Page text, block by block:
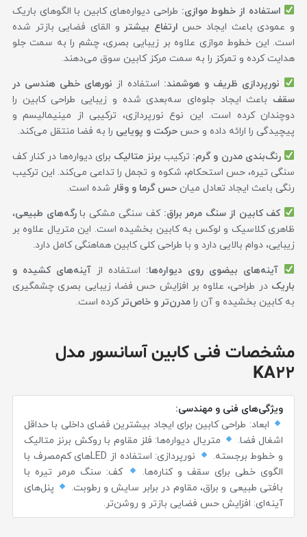
استفاده از خطوط موازی: طراحی دیواره‌های کابین با الگوهای باریک
و عمودی باعث ایجاد حس ارتفاع بیشتر و القای فضایی بازتر شده
است. این خطوط موازی علاوه بر زیبایی بصری، چشم را به سمت جلو
هدایت کرده و تمرکز را به سمت مرکز کابین سوق می‌دهند.
نورپردازی ظریف و هوشمند: استفاده از نورهای خطی هندسی در
سقف باعث ایجاد جلوه‌ای سه‌بعدی شده و زیبایی طراحی کابین را
دوچندان کرده است. این نوع نورپردازی، ترکیبی از مینیمالیسم و
پیچیدگی را ارائه داده و حس حرکت و پویایی را به فضا منتقل می‌کند.
رنگ‌بندی مدرن و گرم: ترکیب برنز متالیک برای دیواره‌ها در کنار کف
سنگی تیره، حس استحکام، شکوه و تجمل را تداعی می‌کند. این ترکیب
رنگی باعث ایجاد تعادل میان حس گرما و وقار شده است.
کف کابین از سنگ مرمر براق: کف سنگی مشکی بارگه‌های طبیعی،
ظاهری کلاسیک و لوکس به کابین بخشیده است. این متریال علاوه بر
زیبایی، دوام بالایی دارد و با طراحی کلی کابین هماهنگی کامل دارد.
آینه‌های بیضوی روی دیواره‌ها: استفاده ازآینه‌های کشیده و
باریک در طراحی، علاوه بر افزایش حس فضا، زیبایی بصری چشمگیری
به کابین بخشیده و آن را مدرن‌تر و خاص‌تر کرده است.
مشخصات فنی کابین آسانسور مدل
KA22
ویژگی‌های فنی و مهندسی:
ابعاد: طراحی کابین برای ایجاد بیشترین فضای داخلی با حداقل
اشغال فضا.
متریال دیواره‌ها: فلز مقاوم با روکش برنز متالیک
و خطوط برجسته.
نورپردازی: استفاده از LEDهای کم‌مصرف با
الگوی خطی برای سقف و کناره‌ها.
کف: سنگ مرمر تیره با
بافتی طبیعی و براق، مقاوم در برابر سایش و رطوبت.
پنل‌های
آینه‌ای: افزایش حس فضایی بازتر و روشن‌تر.